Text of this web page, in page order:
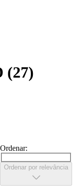
(27)
Ordenar:
Ordenar por relevância